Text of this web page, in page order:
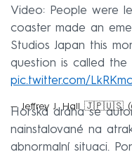
Video: People were
coaster made an
Studios Japan this
question is called the
pic.twitter.com/
— Jeffrey J. Hall 🇯🇵🇺🇸
Horská dráha se
nainstalované na
abnormalní situaci.